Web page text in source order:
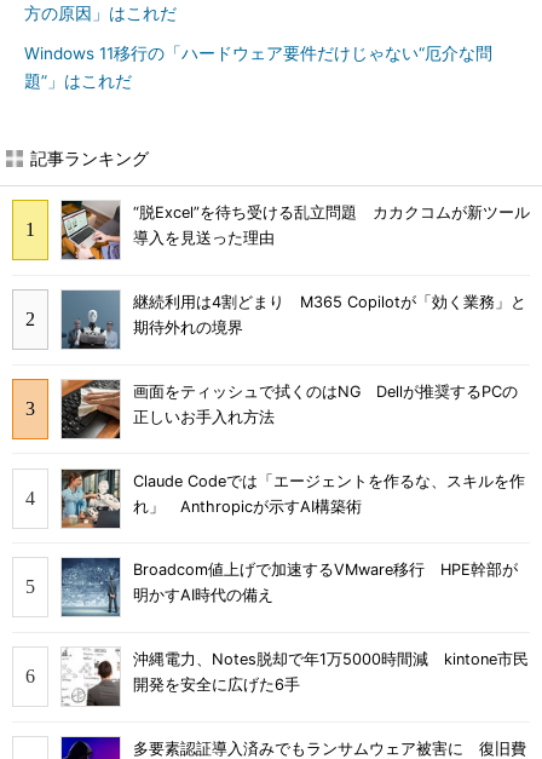
方の原因」はこれだ
Windows 11移行の「ハードウェア要件だけじゃない“厄介な問
題”」はこれだ
記事ランキング
“脱Excel”を待ち受ける乱立問題 カカクコムが新ツール
導入を見送った理由
継続利用は4割どまり M365 Copilotが「効く業務」と
期待外れの境界
画面をティッシュで拭くのはNG Dellが推奨するPCの
正しいお手入れ方法
Claude Codeでは「エージェントを作るな、スキルを作
れ」 Anthropicが示すAI構築術
Broadcom値上げで加速するVMware移行 HPE幹部が
明かすAI時代の備え
沖縄電力、Notes脱却で年1万5000時間減 kintone市民
開発を安全に広げた6手
多要素認証導入済みでもランサムウェア被害に 復旧費